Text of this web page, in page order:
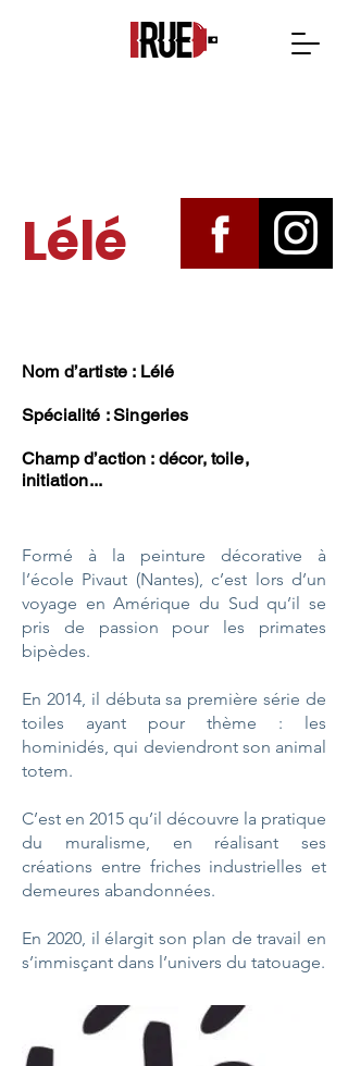
Lélé
Nom d’artiste : Lélé
Spécialité : Singeries
Champ d’action : décor, toile,
initiation...
Formé à la peinture décorative à
l’école Pivaut (Nantes), c’est lors d’un
voyage en Amérique du Sud qu’il se
pris de passion pour les primates
bipèdes.
En 2014, il débuta sa première série de
toiles ayant pour thème : les
hominidés, qui deviendront son animal
totem.
C’est en 2015 qu’il découvre la pratique
du muralisme, en réalisant ses
créations entre friches industrielles et
demeures abandonnées.
En 2020, il élargit son plan de travail en
s’immisçant dans l’univers du tatouage.